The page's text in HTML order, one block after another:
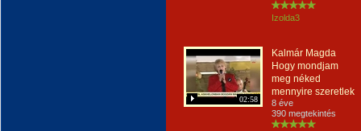
Izolda3
02:58
Kalmár Magda
Hogy mondjam
meg néked
mennyire szeretlek
8 éve
390 megtekintés